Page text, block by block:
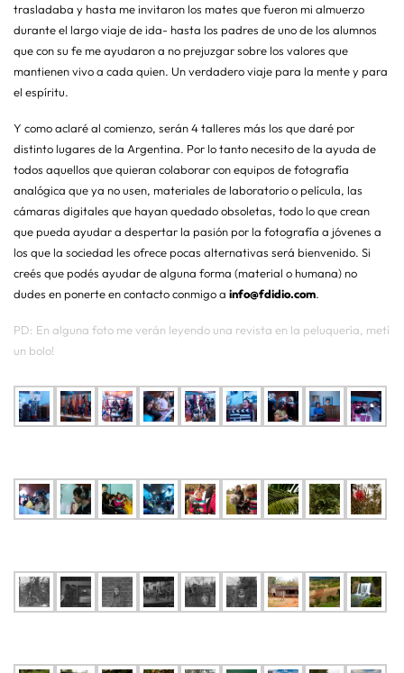
trasladaba y hasta me invitaron los mates que fueron mi almuerzo
durante el largo viaje de ida- hasta los padres de uno de los alumnos
que con su fe me ayudaron a no prejuzgar sobre los valores que
mantienen vivo a cada quien. Un verdadero viaje para la mente y para
el espíritu.
Y como aclaré al comienzo, serán 4 talleres más los que daré por
distinto lugares de la Argentina. Por lo tanto necesito de la ayuda de
todos aquellos que quieran colaborar con equipos de fotografía
analógica que ya no usen, materiales de laboratorio o película, las
cámaras digitales que hayan quedado obsoletas, todo lo que crean
que pueda ayudar a despertar la pasión por la fotografía a jóvenes a
los que la sociedad les ofrece pocas alternativas será bienvenido. Si
creés que podés ayudar de alguna forma (material o humana) no
dudes en ponerte en contacto conmigo a info@fdidio.com.
PD: En alguna foto me verán leyendo una revista en la peluquería, metí
un bolo!